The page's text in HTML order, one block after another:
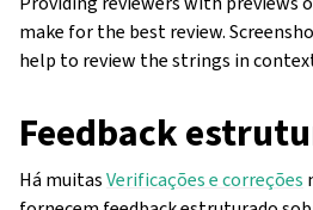
make for the best review.
help to review the strings in
Feedback
Há muitasVerificações e correções